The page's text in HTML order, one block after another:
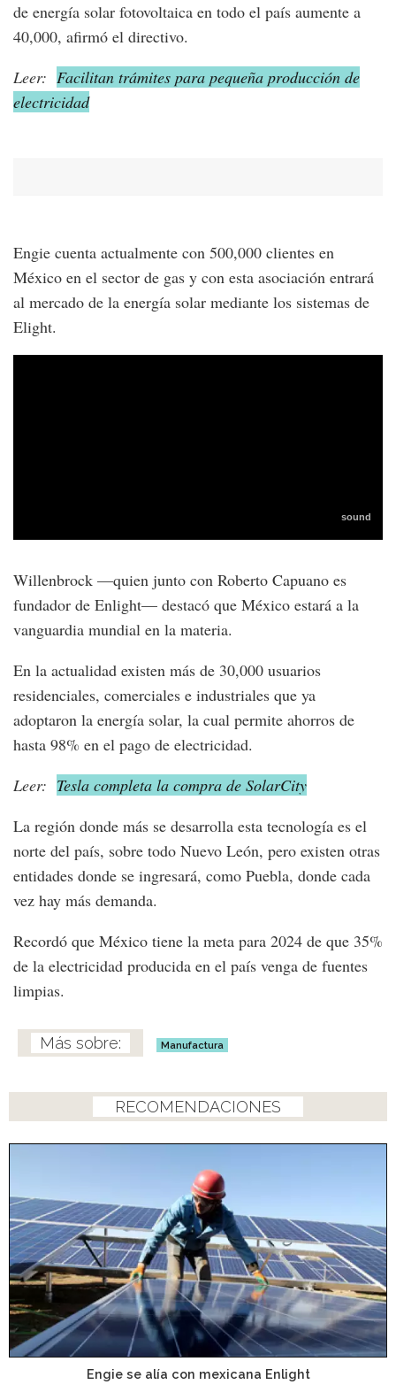
de energía solar fotovoltaica en todo el país aumente a
40,000, afirmó el directivo.
Leer: Facilitan trámites para pequeña producción de
electricidad
Engie cuenta actualmente con 500,000 clientes en
México en el sector de gas y con esta asociación entrará
al mercado de la energía solar mediante los sistemas de
Elight.
Willenbrock —quien junto con Roberto Capuano es
fundador de Enlight— destacó que México estará a la
vanguardia mundial en la materia.
En la actualidad existen más de 30,000 usuarios
residenciales, comerciales e industriales que ya
adoptaron la energía solar, la cual permite ahorros de
hasta 98% en el pago de electricidad.
Leer: Tesla completa la compra de SolarCity
La región donde más se desarrolla esta tecnología es el
norte del país, sobre todo Nuevo León, pero existen otras
entidades donde se ingresará, como Puebla, donde cada
vez hay más demanda.
Recordó que México tiene la meta para 2024 de que 35%
de la electricidad producida en el país venga de fuentes
limpias.
Manufactura
RECOMENDACIONES
Engie se alía con mexicana Enlight